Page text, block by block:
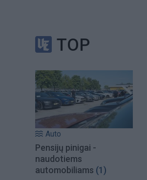
TOP
Auto
Pensijų pinigai -
naudotiems
automobiliams (1)